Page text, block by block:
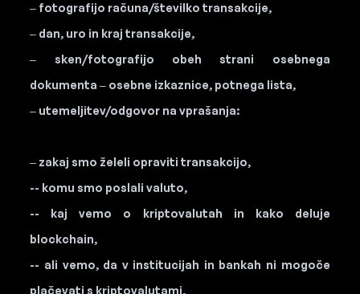
– fotografijo računa/številko transakcije,
– dan, uro in kraj transakcije,
– sken/fotografijo obeh strani osebnega
dokumenta – osebne izkaznice, potnega lista,
– utemeljitev/odgovor na vprašanja:
– zakaj smo želeli opraviti transakcijo,
-- komu smo poslali valuto,
-- kaj vemo o kriptovalutah in kako deluje
blockchain,
-- ali vemo, da v institucijah in bankah ni mogoče
plačevati s kriptovalutami,